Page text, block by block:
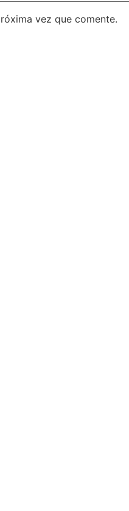
vez que comente.